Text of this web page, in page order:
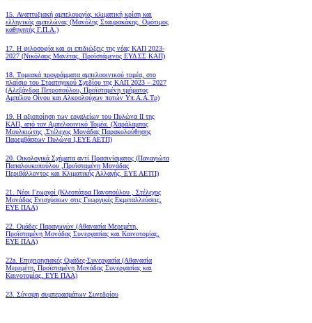
15. Αναπτυξιακή αμπελουργία, κλιματική κρίση και
ελληνικός αμπελώνας (Μανόλης Σταυρακάκης, Ομότιμος
καθηγητής Γ.Π.Α.)
17. Η φιλοσοφία και οι επιδιώξεις της νέας ΚΑΠ 2023-
2027 (Νικόλαος Μανέτας, Προϊστάμενος ΕΥΔ ΣΣ ΚΑΠ)
18. Tομεακά προγράμματα αμπελοοινικού τομέα, στο
πλαίσιο του Στρατηγικού Σχεδίου της ΚΑΠ 2023 – 2027
(Αλεξάνδρα Πετροπούλου, Προϊσταμένη τμήματος
Αμπέλου Οίνου και Αλκοολούχων ποτών Υπ.Α.Α.Τρ)
19. Η αξιοποίηση των εργαλείων του Πυλώνα ΙΙ της
ΚΑΠ, από τον Αμπελοοινικό Τομέα. (Χαράλαμπος
Μουλκιώτης ,Στέλεχος Μονάδας Παρακολούθησης
Παρεμβάσεων Πυλώνα Ι,ΕΥΕ ΑΕΤΠ)
20. Οικολογικά Σχήματα αντί Πρασινίσματος (Παναγιώτα
Παπαλουκοπούλου ,Προϊσταμένη Μονάδας
Περιβάλλοντος και Κλιματικής Αλλαγής, ΕΥΕ ΑΕΤΠ)
21. Νέοι Γεωργοί (Κλεοπάτρα Πανοπούλου , Στέλεχος
Μονάδας Ενισχύσεων στις Γεωργικές Εκμεταλλεύσεις,
ΕΥΕ ΠΑΑ)
22. Ομάδες Παραγωγών (Αθανασία Μερεμέτη,
Προϊσταμένη Μονάδας Συνεργασίας και Καινοτομίας,
ΕΥΕ ΠΑΑ)
22a. Επιχειρησιακές Ομάδες-Συνεργασία (Αθανασία
Μερεμέτη, Προϊσταμένη Μονάδας Συνεργασίας και
Καινοτομίας, ΕΥΕ ΠΑΑ)
23. Σύνοψη συμπερασμάτων Συνεδρίου